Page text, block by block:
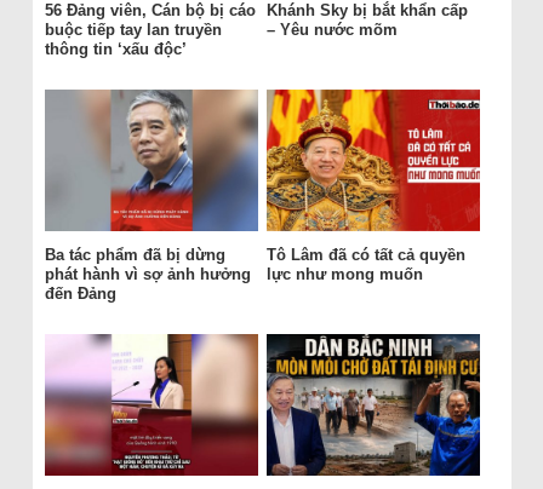
56 Đảng viên, Cán bộ bị cáo
buộc tiếp tay lan truyền
thông tin ‘xấu độc’
Khánh Sky bị bắt khẩn cấp
– Yêu nước mõm
Ba tác phẩm đã bị dừng
phát hành vì sợ ảnh hưởng
đến Đảng
Tô Lâm đã có tất cả quyền
lực như mong muốn